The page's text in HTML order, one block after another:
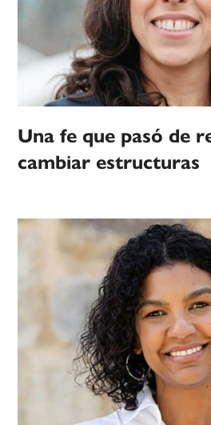
Una fe que pasó de
cambiar estructuras